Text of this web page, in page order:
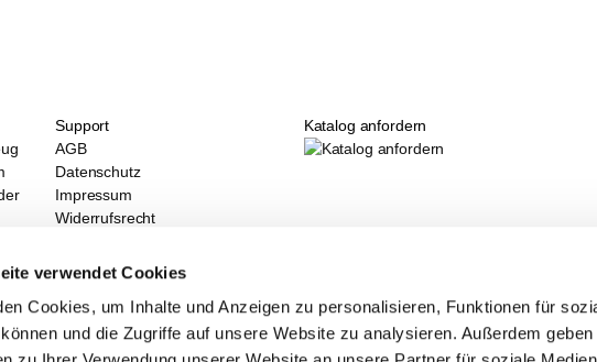
verwendet Cookies
Cookies, um Inhalte und Anzeigen zu personalisieren, Funktionen für
und die Zugriffe auf unsere Website zu analysieren. Außerdem geben
Laser
Support
AGB
Datenschutz
Impressum
Widerrufsrecht
Gewindelaschen Verbrauchsrechner
Karl Dahm Online Shop
Termine und Seminare
Katalog anfordern
Sie immer auf dem neusten Stand